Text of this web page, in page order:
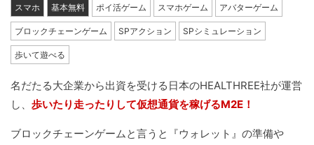
スマホ 基本無料 ポイ活ゲーム スマホゲーム アバターゲーム
ブロックチェーンゲーム SPアクション SPシミュレーション
歩いて遊べる
名だたる大企業から出資を受ける日本のHEALTHREE社が運営
し、 歩いたり走ったりして仮想通貨を稼げるM2E！
ブロックチェーンゲームと言うと『ウォレット』の準備や